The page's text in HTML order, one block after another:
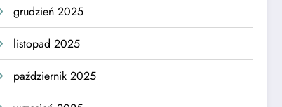
grudzień 2025
listopad 2025
październik 2025